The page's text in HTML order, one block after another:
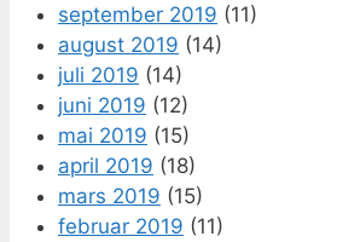
september 2019 (11)
august 2019 (14)
juli 2019 (14)
juni 2019 (12)
mai 2019 (15)
april 2019 (18)
mars 2019 (15)
februar 2019 (11)